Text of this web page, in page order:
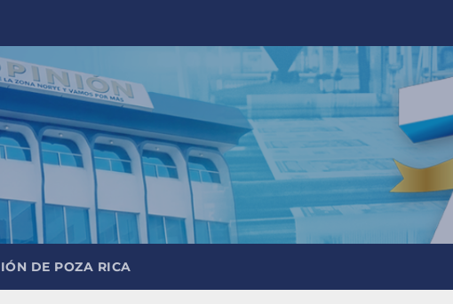
DE POZA RICA